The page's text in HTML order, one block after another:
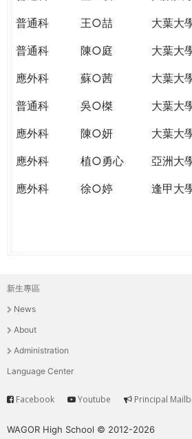
普通科
王○喆
大葉大
普通科
陳○庭
大葉大
應外科
蘇○茜
大葉大
普通科
吳○榤
大葉大
應外科
陳○妍
大葉大
應外科
植○勇心
亞洲大
應外科
徐○婷 逢甲大
主
選
單
新生專區
News
About
Administration
Language Center
Service
Facebook Youtube Principal
WAGOR High School © 2012-2026